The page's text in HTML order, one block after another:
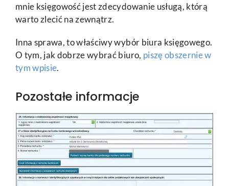
mnie księgowość jest zdecydowanie usługą, którą
warto zlecić na zewnątrz.
Inna sprawa, to właściwy wybór biura księgowego.
O tym, jak dobrze wybrać biuro, piszę obszernie w
tym wpisie.
Pozostałe informacje